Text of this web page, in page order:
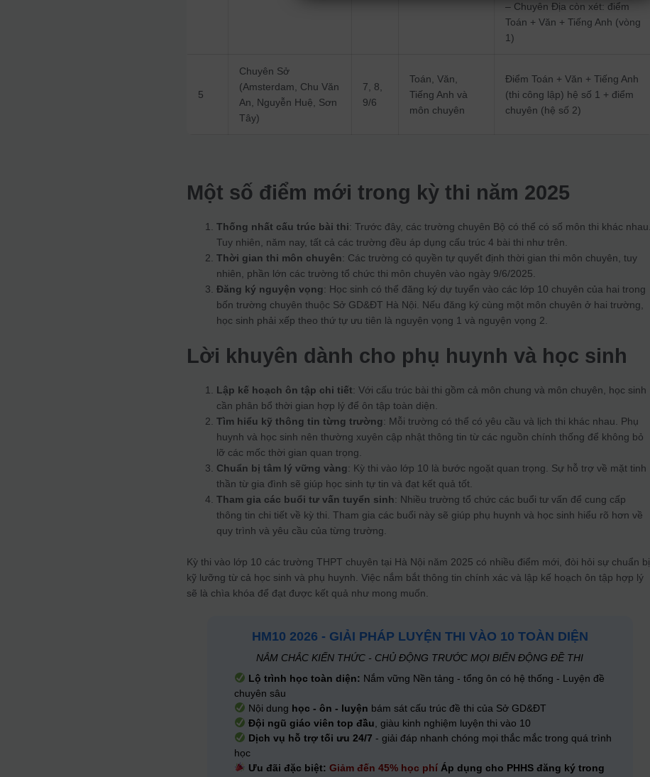
– Chuyên Địa còn xét: điểm
Toán + Văn + Tiếng Anh (vòng
1)
5
Chuyên Sở
(Amsterdam, Chu Văn
An, Nguyễn Huệ, Sơn
Tây)
7, 8,
9/6
Toán, Văn,
Tiếng Anh và
môn chuyên
Điểm Toán + Văn + Tiếng Anh
(thi công lập) hệ số 1 + điểm
chuyên (hệ số 2)
Một số điểm mới trong kỳ thi năm 2025
Thống nhất cấu trúc bài thi: Trước đây, các trường chuyên Bộ có thể có số môn thi khác nhau.
Tuy nhiên, năm nay, tất cả các trường đều áp dụng cấu trúc 4 bài thi như trên.
Thời gian thi môn chuyên: Các trường có quyền tự quyết định thời gian thi môn chuyên, tuy
nhiên, phần lớn các trường tổ chức thi môn chuyên vào ngày 9/6/2025.
Đăng ký nguyện vọng: Học sinh có thể đăng ký dự tuyển vào các lớp 10 chuyên của hai trong
bốn trường chuyên thuộc Sở GD&ĐT Hà Nội. Nếu đăng ký cùng một môn chuyên ở hai trường,
học sinh phải xếp theo thứ tự ưu tiên là nguyện vọng 1 và nguyện vọng 2.
Lời khuyên dành cho phụ huynh và học sinh
Lập kế hoạch ôn tập chi tiết: Với cấu trúc bài thi gồm cả môn chung và môn chuyên, học sinh
cần phân bổ thời gian hợp lý để ôn tập toàn diện.
Tìm hiểu kỹ thông tin từng trường: Mỗi trường có thể có yêu cầu và lịch thi khác nhau. Phụ
huynh và học sinh nên thường xuyên cập nhật thông tin từ các nguồn chính thống để không bỏ
lỡ các mốc thời gian quan trọng.
Chuẩn bị tâm lý vững vàng: Kỳ thi vào lớp 10 là bước ngoặt quan trọng. Sự hỗ trợ về mặt tinh
thần từ gia đình sẽ giúp học sinh tự tin và đạt kết quả tốt.
Tham gia các buổi tư vấn tuyển sinh: Nhiều trường tổ chức các buổi tư vấn để cung cấp
thông tin chi tiết về kỳ thi. Tham gia các buổi này sẽ giúp phụ huynh và học sinh hiểu rõ hơn về
quy trình và yêu cầu của từng trường.
Kỳ thi vào lớp 10 các trường THPT chuyên tại Hà Nội năm 2025 có nhiều điểm mới, đòi hỏi sự chuẩn bị
kỹ lưỡng từ cả học sinh và phụ huynh. Việc nắm bắt thông tin chính xác và lập kế hoạch ôn tập hợp lý
sẽ là chìa khóa để đạt được kết quả như mong muốn.
HM10 2026 - GIẢI PHÁP LUYỆN THI VÀO 10 TOÀN DIỆN
NẮM CHẮC KIẾN THỨC - CHỦ ĐỘNG TRƯỚC MỌI BIẾN ĐỘNG ĐỀ THI
Lộ trình học toàn diện: Nắm vững Nền tảng - tổng ôn có hệ thống - Luyện đề
chuyên sâu
Nội dung học - ôn - luyện bám sát cấu trúc đề thi của Sở GD&ĐT
Đội ngũ giáo viên top đầu , giàu kinh nghiệm luyện thi vào 10
Dịch vụ hỗ trợ tối ưu 24/7 - giải đáp nhanh chóng mọi thắc mắc trong quá trình
học
Ưu đãi đặc biệt: Giảm đến 45% học phíÁp dụng cho PHHS đăng ký trong